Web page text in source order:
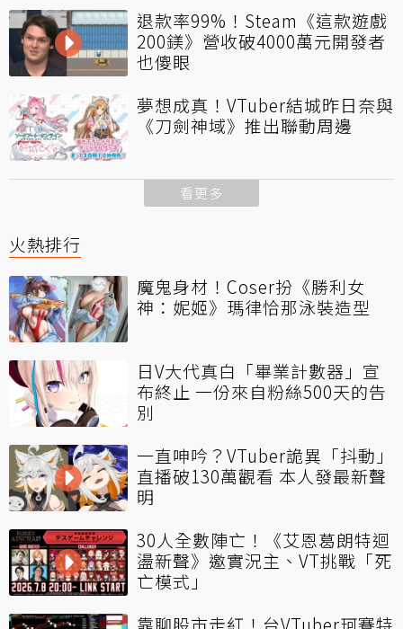
退款率99%！Steam《這款遊戲
200鎂》營收破4000萬元開發者
也傻眼
夢想成真！VTuber結城昨日奈與
《刀劍神域》推出聯動周邊
看更多
火熱排行
魔鬼身材！Coser扮《勝利女
神：妮姬》瑪律恰那泳裝造型
日V大代真白「畢業計數器」宣
布終止 一份來自粉絲500天的告
別
一直呻吟？VTuber詭異「抖動」
直播破130萬觀看 本人發最新聲
明
30人全數陣亡！《艾恩葛朗特迴
盪新聲》邀實況主、VT挑戰「死
亡模式」
靠聊股市走紅！台VTuber珂賽特